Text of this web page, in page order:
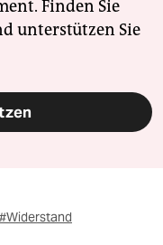
Finden Sie
unterstützen Sie
#Widerstand